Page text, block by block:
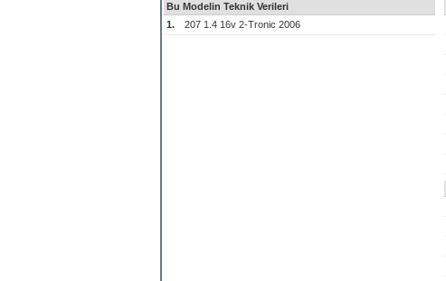
Bu Modelin Teknik Verileri
1.
207 1.4 16v 2-Tronic 2006